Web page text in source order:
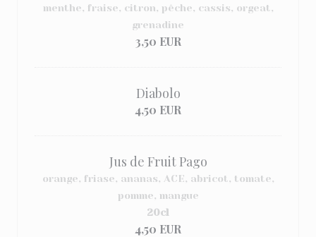
menthe, fraise, citron, pêche, cassis, orgeat,
grenadine
3,50 EUR
Diabolo
4,50 EUR
Jus de Fruit Pago
orange, friase, ananas, ACE, abricot, tomate,
pomme, mangue
4,50 EUR
20cl